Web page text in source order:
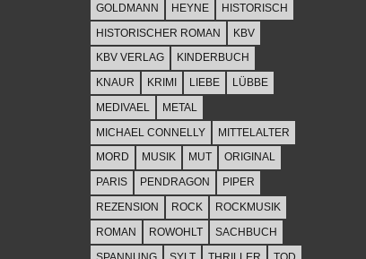
GOLDMANN
HEYNE
HISTORISCH
HISTORISCHER ROMAN
KBV
KBV VERLAG
KINDERBUCH
KNAUR
KRIMI LIEBE
LÜBBE
MEDIVAEL
METAL
MICHAEL CONNELLY
MITTELALTER
MORD
MUSIK MUT
ORIGINAL
PARIS
PENDRAGON
PIPER
REZENSION
ROCK
ROCKMUSIK
ROMAN
ROWOHLT
SACHBUCH